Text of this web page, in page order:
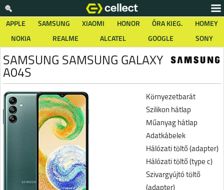
APPLE SAMSUNG XIAOMI HONOR ÓRA KIEG.
HOMEY
NOKIA
REALME ALCATEL GOOGLE SONY
SAMSUNG SAMSUNG GALAXY
A04S
Környezetbarát
Szilikon hátlap
Műanyag hátlap
Adatkábelek
Hálózati töltő (adapter)
Hálózati töltő (type c)
Szivargyújtó töltő
(adapter)